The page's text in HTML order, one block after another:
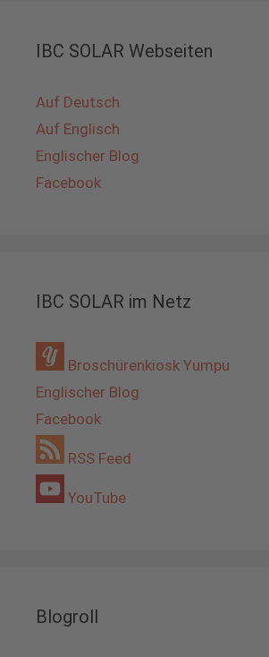
IBC SOLAR Webseiten
Auf Deutsch
Auf Englisch
Englischer Blog
Facebook
IBC SOLAR im Netz
Broschürenkiosk Yumpu
Englischer Blog
Facebook
RSS Feed
YouTube
Blogroll